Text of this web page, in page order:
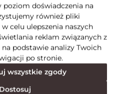
poziom doświadczenia na
również pliki
celu ulepszenia naszych
reklam związanych z
podstawie analizy Twoich
po stronie.
wszystkie zgody
Dostosuj